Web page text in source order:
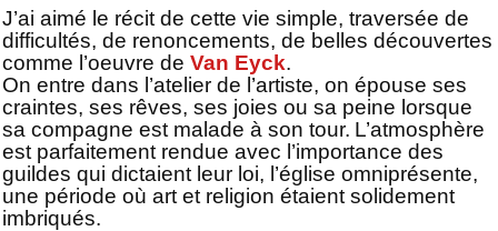
J’ai aimé le récit de cette vie simple, traversée de
difficultés, de renoncements, de belles découvertes
comme l’oeuvre de Van Eyck.
On entre dans l’atelier de l’artiste, on épouse ses
craintes, ses rêves, ses joies ou sa peine lorsque
sa compagne est malade à son tour. L’atmosphère
est parfaitement rendue avec l’importance des
guildes qui dictaient leur loi, l’église omniprésente,
une période où art et religion étaient solidement
imbriqués.